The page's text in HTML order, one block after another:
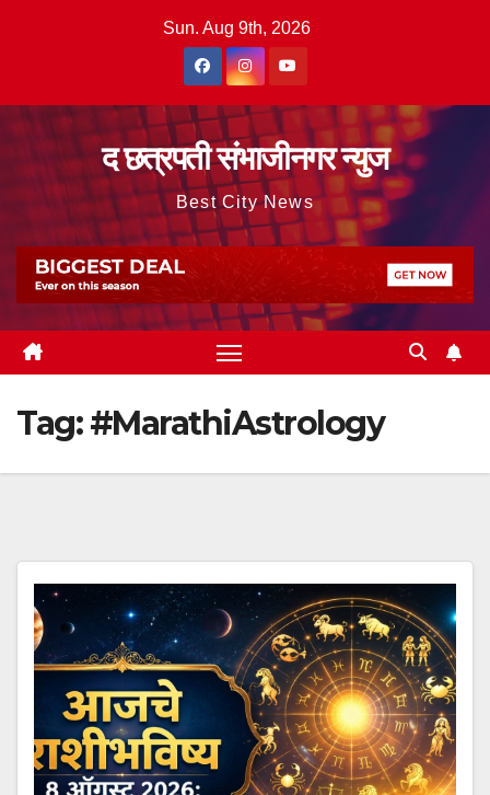
Sun. Aug 9th, 2026
द छत्रपती संभाजीनगर न्युज
Best City News
Tag:#MarathiAstrology